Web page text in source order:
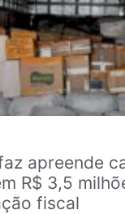
apreende
R$ 3,5
fiscal